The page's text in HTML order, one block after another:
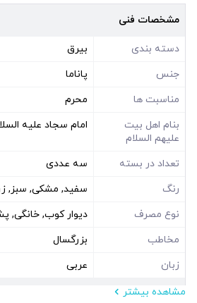
مشخصات فنی
دسته بندی
بیرق
جنس
پاناما
مناسبت ها
محرم
بنام اهل بیت
علیهم السلام
امام سجاد علیه
تعداد در بسته
سه عددی
رنگ
سفید, مشکی, سبز,
نوع مصرف
دیوار کوب, خانگی,
مخاطب
بزرگسال
زبان
عربی
مشخصات فیزیکی
مشاهده بیشتر